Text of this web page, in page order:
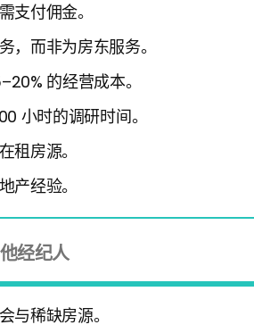
支付佣金。
，而非为房东服务。
的经营成本。
小时的调研时间。
租房源。
产经验。
经纪人
与稀缺房源。